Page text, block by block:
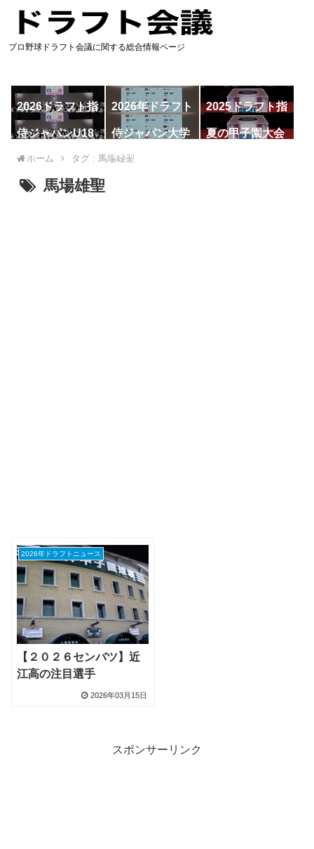
プロ野球ドラフト会議に関する総合情報ページ
2026ドラフト指
名予想
2026年ドラフト
候補
2025ドラフト指
名一覧
侍ジャパンU18
代表
侍ジャパン大学
代表
夏の甲子園大会
ホーム タグ : 馬場雄聖
馬場雄聖
2026年ドラフトニュース
【２０２６センバツ】近
江高の注目選手
2026年03月15日
スポンサーリンク